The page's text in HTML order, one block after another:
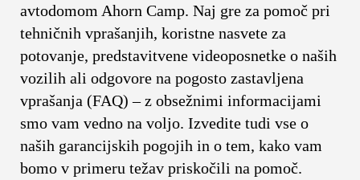
avtodomom Ahorn Camp. Naj gre za pomoč pri
tehničnih vprašanjih, koristne nasvete za
potovanje, predstavitvene videoposnetke o naših
vozilih ali odgovore na pogosto zastavljena
vprašanja (FAQ) – z obsežnimi informacijami
smo vam vedno na voljo. Izvedite tudi vse o
naših garancijskih pogojih in o tem, kako vam
bomo v primeru težav priskočili na pomoč.